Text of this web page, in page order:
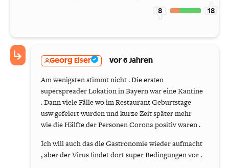
8 18
Georg Elser vor 6 Jahren
Am wenigsten stimmt nicht . Die ersten
superspreader Lokation in Bayern war eine Kantine
. Dann viele Fälle wo im Restaurant Geburtstage
usw gefeiert wurden und kurze Zeit später mehr
wie die Hälfte der Personen Corona positiv waren .
Ich will auch das die Gastronomie wieder aufmacht
, aber der Virus findet dort super Bedingungen vor .